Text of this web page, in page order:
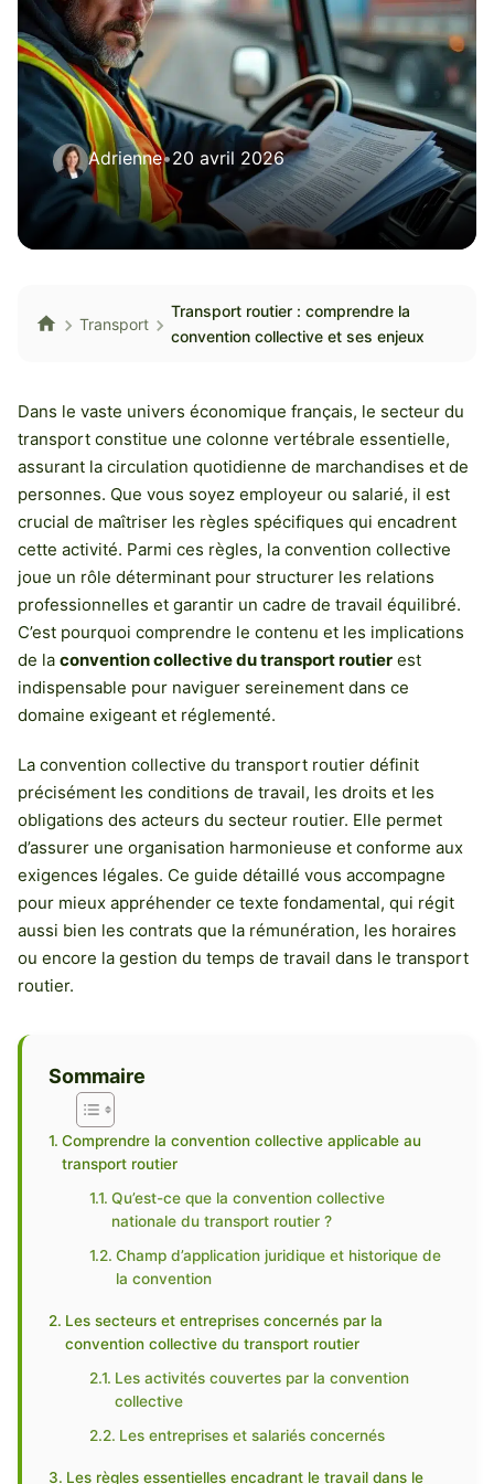
Adrienne•20 avril 2026
Transport
Transport routier : comprendre la
convention collective et ses enjeux
Dans le vaste univers économique français, le secteur du
transport constitue une colonne vertébrale essentielle,
assurant la circulation quotidienne de marchandises et de
personnes. Que vous soyez employeur ou salarié, il est
crucial de maîtriser les règles spécifiques qui encadrent
cette activité. Parmi ces règles, la convention collective
joue un rôle déterminant pour structurer les relations
professionnelles et garantir un cadre de travail équilibré.
C’est pourquoi comprendre le contenu et les implications
de la convention collective du transport routier est
indispensable pour naviguer sereinement dans ce
domaine exigeant et réglementé.
La convention collective du transport routier définit
précisément les conditions de travail, les droits et les
obligations des acteurs du secteur routier. Elle permet
d’assurer une organisation harmonieuse et conforme aux
exigences légales. Ce guide détaillé vous accompagne
pour mieux appréhender ce texte fondamental, qui régit
aussi bien les contrats que la rémunération, les horaires
ou encore la gestion du temps de travail dans le transport
routier.
Sommaire
Comprendre la convention collective applicable au
transport routier
Qu’est-ce que la convention collective
nationale du transport routier ?
Champ d’application juridique et historique de
la convention
Les secteurs et entreprises concernés par la
convention collective du transport routier
Les activités couvertes par la convention
collective
Les entreprises et salariés concernés
Les règles essentielles encadrant le travail dans le